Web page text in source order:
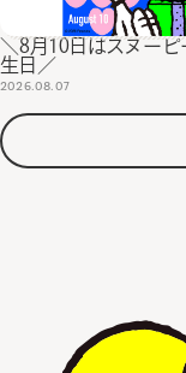
＼8月10日はスヌー
生日／
2026.08.07